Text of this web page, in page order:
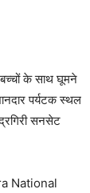
के साथ घूमने
पर्यटक स्थल
सनसेट
National